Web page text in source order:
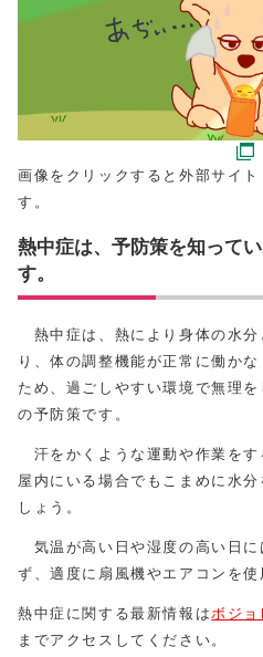
画像をクリックすると外部サイ
す。
熱中症は、予防策を知って
す。
熱中症は、熱により身体の水分
り、体の調整機能が正常に働か
ため、過ごしやすい環境で無理
の予防策です。
汗をかくような運動や作業をす
屋内にいる場合でもこまめに水
しょう。
気温が高い日や湿度の高い日に
ず、適度に扇風機やエアコンを使
熱中症に関する最新情報は ボジョ
までアクセスしてください。